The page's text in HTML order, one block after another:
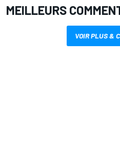
MEILLEURS
VOIR PLUS &